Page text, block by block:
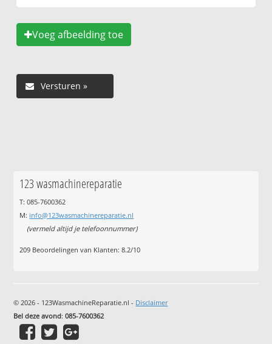
Voeg afbeelding toe
123 wasmachinereparatie
T: 085-7600362
M: info@123wasmachinereparatie.nl
(vermeld altijd je telefoonnummer)
209 Beoordelingen van Klanten:8.2/10
© 2026 - 123WasmachineReparatie.nl - Disclaimer
Bel deze avond:085-7600362